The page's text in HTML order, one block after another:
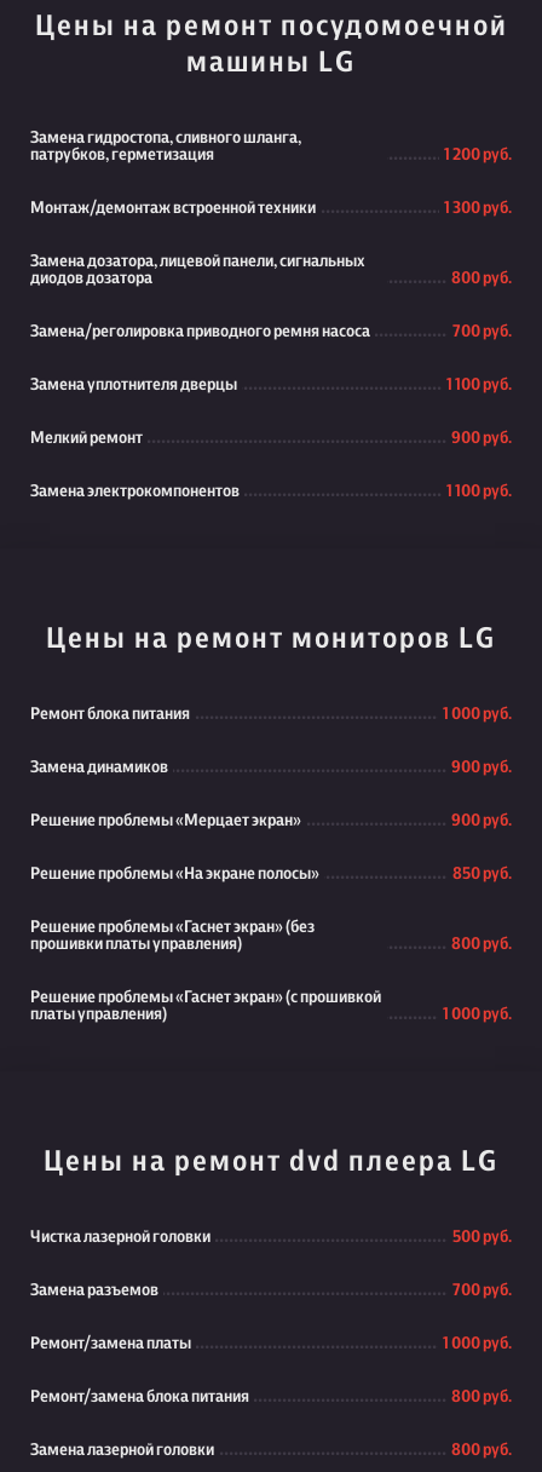
Цены на ремонт посудомоечной
машины LG
Замена гидростопа, сливного шланга,
патрубков, герметизация
1 200 руб.
Монтаж/демонтаж встроенной техники 1 300 руб.
Замена дозатора, лицевой панели, сигнальных
диодов дозатора
800 руб.
Замена/реголировка приводного ремня насоса 700 руб.
Замена уплотнителя дверцы 1 100 руб.
Мелкий ремонт 900 руб.
Замена электрокомпонентов 1 100 руб.
Цены на ремонт мониторов LG
Ремонт блока питания 1 000 руб.
Замена динамиков 900 руб.
Решение проблемы «Мерцает экран» 900 руб.
Решение проблемы «На экране полосы» 850 руб.
Решение проблемы «Гаснет экран» (без
прошивки платы управления)
800 руб.
Решение проблемы «Гаснет экран» (с прошивкой
платы управления)
1 000 руб.
Цены на ремонт dvd плеера LG
Чистка лазерной головки 500 руб.
Замена разъемов 700 руб.
Ремонт/замена платы 1 000 руб.
Ремонт/замена блока питания 800 руб.
Замена лазерной головки 800 руб.